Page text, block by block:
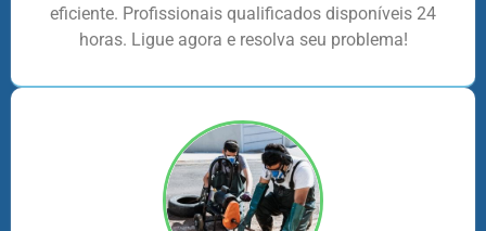
eficiente. Profissionais qualificados disponíveis 24
horas. Ligue agora e resolva seu problema!